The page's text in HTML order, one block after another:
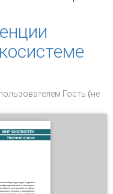
библиотек
форума
Гость (не